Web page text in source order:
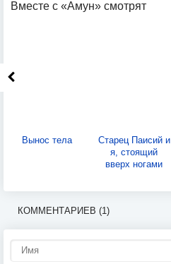
Вместе с «Амун» смотрят
Вынос тела
Старец Паисий и
я, стоящий
вверх ногами
КОММЕНТАРИЕВ (1)